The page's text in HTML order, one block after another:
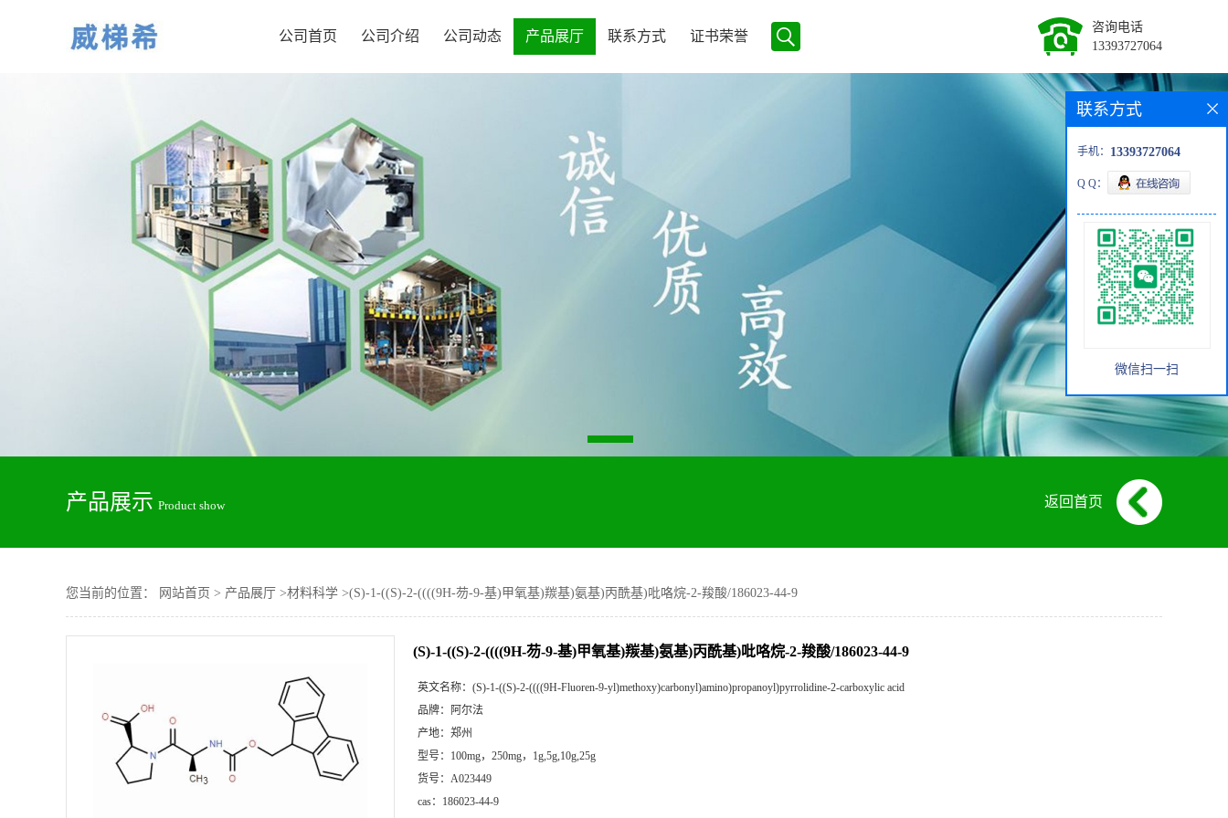
公司首页 公司介绍 公司动态 产品展厅 联系方式 证书荣誉
咨询电话
13393727064
产品展示 Product show 返回首页
您当前的位置： 网站首页 > 产品展厅 >材料科学 >(S)-1-((S)-2-((((9H-芴-9-基)甲氧基)羰基)氨基)丙酰基)吡咯烷-2-羧酸/186023-44-9
(S)-1-((S)-2-((((9H-芴-9-基)甲氧基)羰基)氨基)丙酰基)吡咯烷-2-羧酸/186023-44-9
英文名称： (S)-1-((S)-2-((((9H-Fluoren-9-yl)methoxy)carbonyl)amino)propanoyl)pyrrolidine-2-carboxylic acid
品牌：
阿尔法
产地： 郑州
型号： 100mg，250mg，1g,5g,10g,25g
货号： A023449
cas： 186023-44-9
联系方式
手机： 13393727064
Q Q：
微信扫一扫